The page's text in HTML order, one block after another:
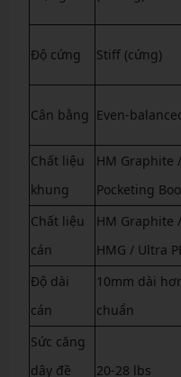
Độ cứng Stiff (cứng)
Cân bằng Even-
Chất liệu
khung
HM Graphite /
Pocketing
Chất liệu
cán
HM Graphite
HMG / Ultra
Độ dài
cán
10mm dài
chuẩn
Sức căng
dây đề
20-28 lbs